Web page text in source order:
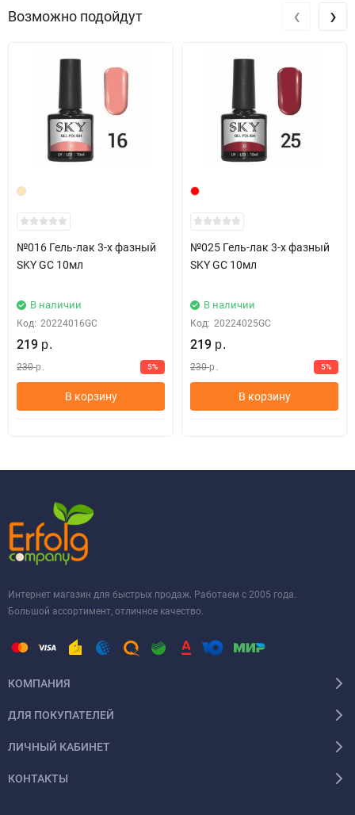
Требование к лампам для полимеризации:
LED 30 секунд
Инструкция по нанесению:
Подготовьте ногтевую пластину, снимите глянец бафом и
обезжирьте
Нанесите праймер
Нанесите базовое покрытие "BASE COAT" и просушите в лампе
Нанесите второй слой цвета и просушите в лампе
Нанесите финишное покрытие "TOP COAT" и просушите в лампе
• Деликатно удалите гель-лак с помощью апельсиновой
палочки
Возможно подойдут
№016 Гель-лак 3-х фазный
SKY GC 10мл
В наличии
Код: 20224016GC
219 р.
230 р. 5%
В корзину
№025 Гель-лак 3-х фазный
SKY GC 10мл
В наличии
Код: 20224025GC
219 р.
230 р. 5%
В корзину
‹ ›
Интернет магазин для быстрых продаж. Работаем с 2005 года.
Большой ассортимент, отличное качество.
КОМПАНИЯ
ДЛЯ ПОКУПАТЕЛЕЙ
ЛИЧНЫЙ КАБИНЕТ
КОНТАКТЫ